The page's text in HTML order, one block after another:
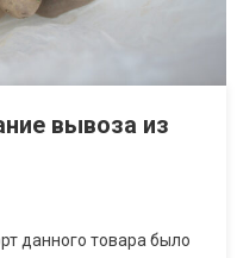
вывоза из
данного товара было